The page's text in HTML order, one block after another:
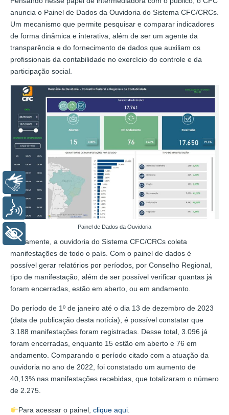
anuncia o Painel de Dados da Ouvidoria do Sistema CFC/CRCs.
Um mecanismo que permite pesquisar e comparar indicadores
de forma dinâmica e interativa, além de ser um agente da
transparência e do fornecimento de dados que auxiliam os
profissionais da contabilidade no exercício do controle e da
participação social.
Painel de Dados da Ouvidoria
Diariamente, a ouvidoria do Sistema CFC/CRCs coleta
manifestações de todo o país. Com o painel de dados é
possível gerar relatórios por períodos, por Conselho Regional,
tipo de manifestação, além de ser possível verificar quantas já
foram encerradas, estão em aberto, ou em andamento.
Do período de 1º de janeiro até o dia 13 de dezembro de 2023
(data de publicação desta notícia), é possível constatar que
3.188 manifestações foram registradas. Desse total, 3.096 já
foram encerradas, enquanto 15 estão em aberto e 76 em
andamento. Comparando o período citado com a atuação da
ouvidoria no ano de 2022, foi constatado um aumento de
40,13% nas manifestações recebidas, que totalizaram o número
de 2.275.
Para acessar o painel, clique aqui.
Libras
Voz